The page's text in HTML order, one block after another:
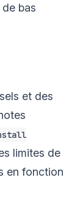
bas
et des
limites de
en fonction